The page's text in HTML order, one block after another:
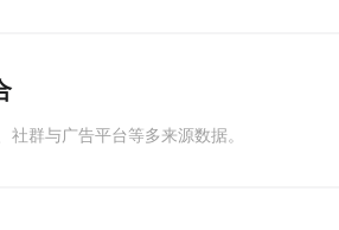
社群与广告平台等多来源数据。